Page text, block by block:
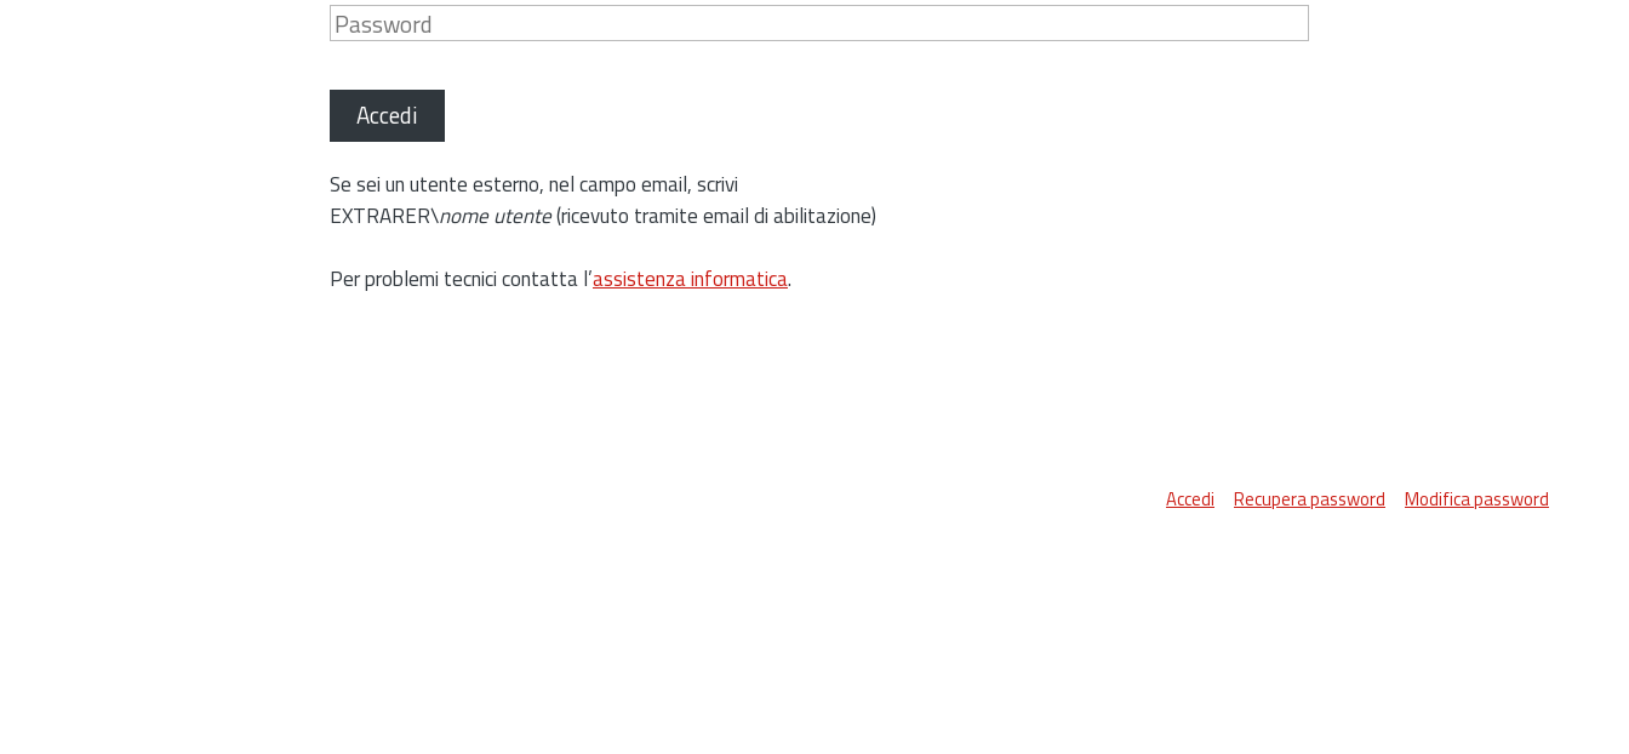
Accedi
Se sei un utente esterno, nel campo email, scrivi
EXTRARER\nome utente(ricevuto tramite email di abilitazione)
Per problemi tecnici contatta l’assistenza informatica.
Accedi Recupera password Modifica password